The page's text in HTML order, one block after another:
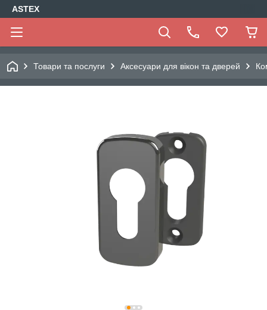
ASTEX
Товари та послуги Аксесуари для вікон та дверей